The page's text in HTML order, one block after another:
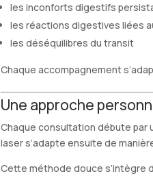
les inconforts digestifs
les réactions digestives liées
les déséquilibres du transit
Chaque accompagnement
Une approche
Chaque consultation débute par
laser s’adapte ensuite de
Cette méthode douce s’intègre